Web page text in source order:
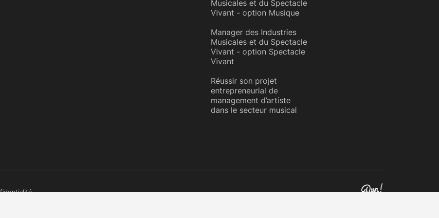
Musicales et du Spectacle
Vivant - option Musique
Manager des Industries
Musicales et du Spectacle
Vivant - option Spectacle
Vivant
Réussir son projet
entrepreneurial de
management d’artiste
dans le secteur musical